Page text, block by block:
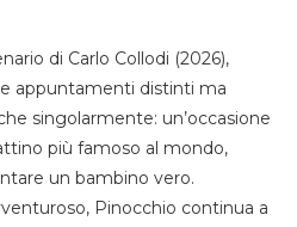
di Carlo Collodi (2026),
appuntamenti distinti ma
singolarmente: un’occasione
più famoso al mondo,
un bambino vero.
Pinocchio continua a